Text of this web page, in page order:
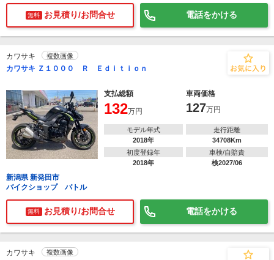
無料 お見積り/お問合せ 電話をかける
カワサキ 複数画像
カワサキ Ｚ１０００ Ｒ Ｅｄｉｔｉｏｎ
支払総額 車両価格
132万円 127万円
モデル年式
2018年
走行距離
34708Km
初度登録年
2018年
車検/自賠責
検2027/06
新潟県 新発田市
バイクショップ バトル
無料 お見積り/お問合せ 電話をかける
カワサキ 複数画像